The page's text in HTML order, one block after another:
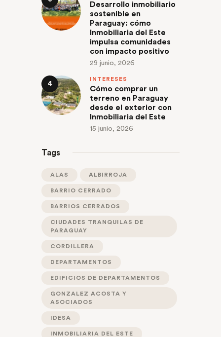
Desarrollo inmobiliario
sostenible en
Paraguay: cómo
Inmobiliaria del Este
impulsa comunidades
con impacto positivo
29 junio, 2026
INTERESES
Cómo comprar un
terreno en Paraguay
desde el exterior con
Inmobiliaria del Este
15 junio, 2026
Tags
ALAS ALBIRROJA
BARRIO CERRADO
BARRIOS CERRADOS
CIUDADES TRANQUILAS DE
PARAGUAY
CORDILLERA
DEPARTAMENTOS
EDIFICIOS DE DEPARTAMENTOS
GONZALEZ ACOSTA Y
ASOCIADOS
IDESA
INMOBILIARIA DEL ESTE